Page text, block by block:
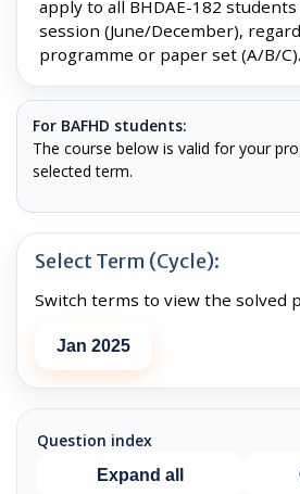
apply to all BHDAE-182
session (June/December),
programme or paper set (A/B/C).
For BAFHD students:
The course below is valid for your
selected term.
Select Term (Cycle):
Switch terms to view the solved
Jan 2025
Question index
Expand all